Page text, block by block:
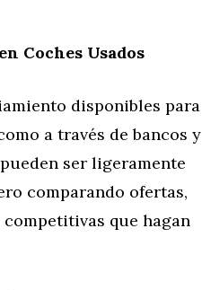
Coches Usados
disponibles para
a través de bancos y
ser ligeramente
comparando ofertas,
que hagan